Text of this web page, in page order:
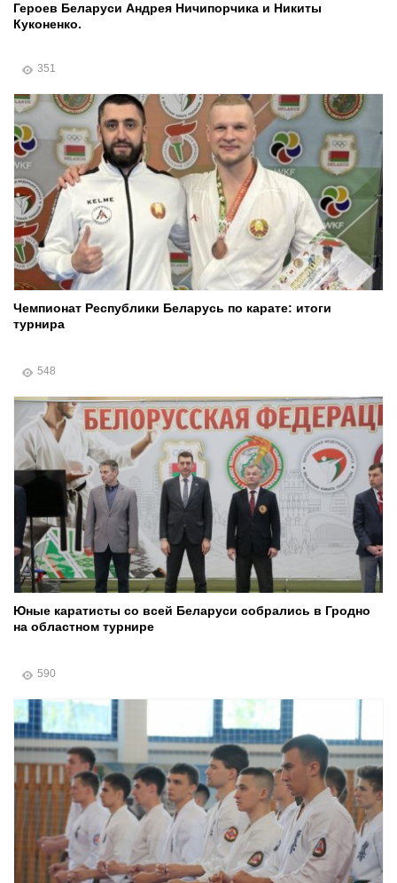
Героев Беларуси Андрея Ничипорчика и Никиты
Куконенко.
351
Чемпионат Республики Беларусь по карате: итоги
турнира
548
Юные каратисты со всей Беларуси собрались в Гродно
на областном турнире
590